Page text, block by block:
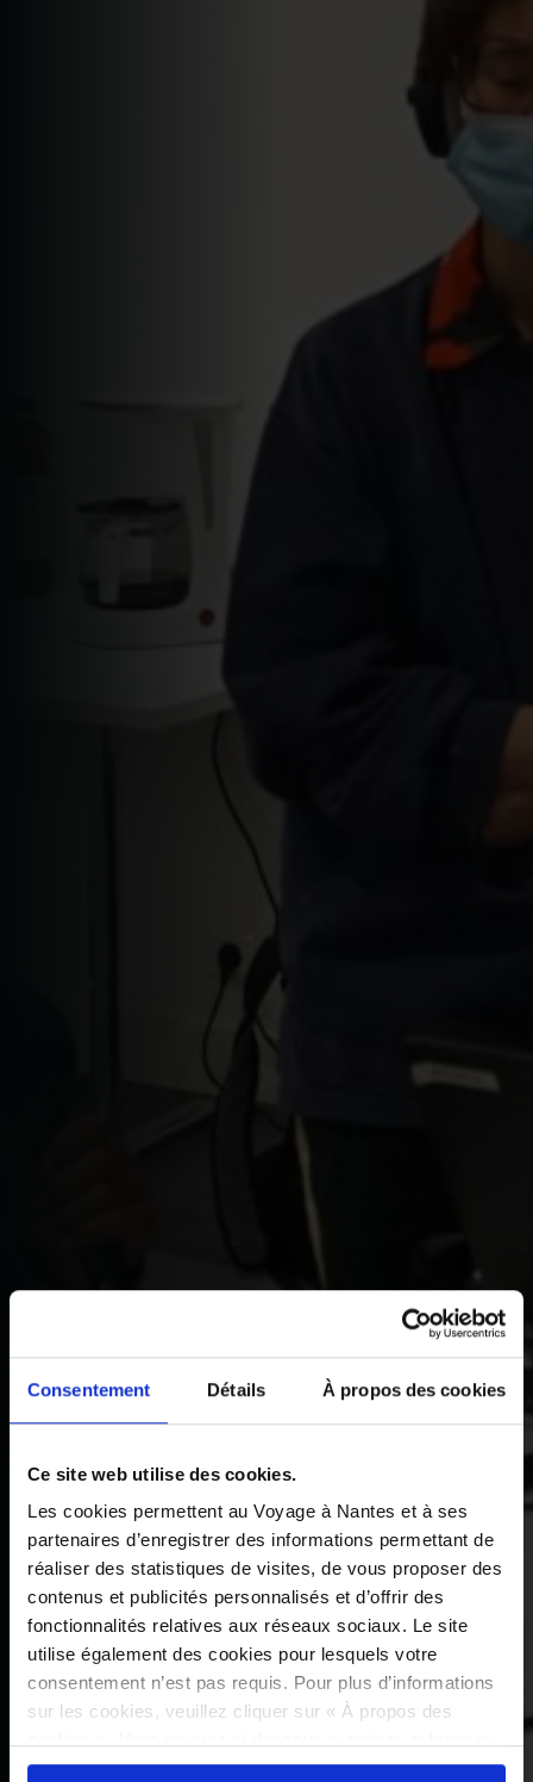
Consentement Détails À propos des cookies
Ce site web utilise des cookies.
Les cookies permettent au Voyage à Nantes et à ses
partenaires d’enregistrer des informations permettant de
réaliser des statistiques de visites, de vous proposer des
contenus et publicités personnalisés et d’offrir des
fonctionnalités relatives aux réseaux sociaux. Le site
utilise également des cookies pour lesquels votre
consentement n’est pas requis. Pour plus d’informations
sur les cookies, veuillez cliquer sur « À propos des
sélectionner les cookies selon les finalités via l'onglet